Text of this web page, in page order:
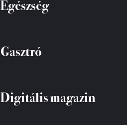
Egészség
Gasztró
Digitális magazin